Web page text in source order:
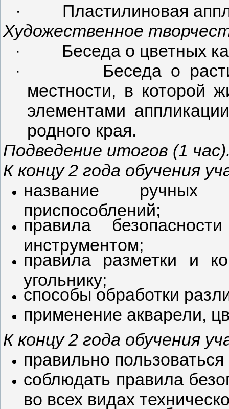
·
Пластилиновая
Художественное
·
Беседа о цветных
·
Беседа о
местности, в которой
элементами
родного края.
Подведение итогов (1
К концу 2 года обучения
название ручных
приспособлений;
правила
инструментом;
правила разметки и
угольнику;
способы обработки
применение акварели,
К концу 2 года обучения
правильно
соблюдать правила
во всех видах